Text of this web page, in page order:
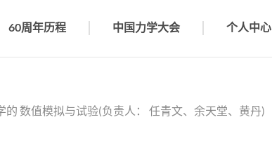
60周年历程 中国力学大会 个人中心
的 数值模拟与试验(负责人： 任青文、余天堂、黄丹)